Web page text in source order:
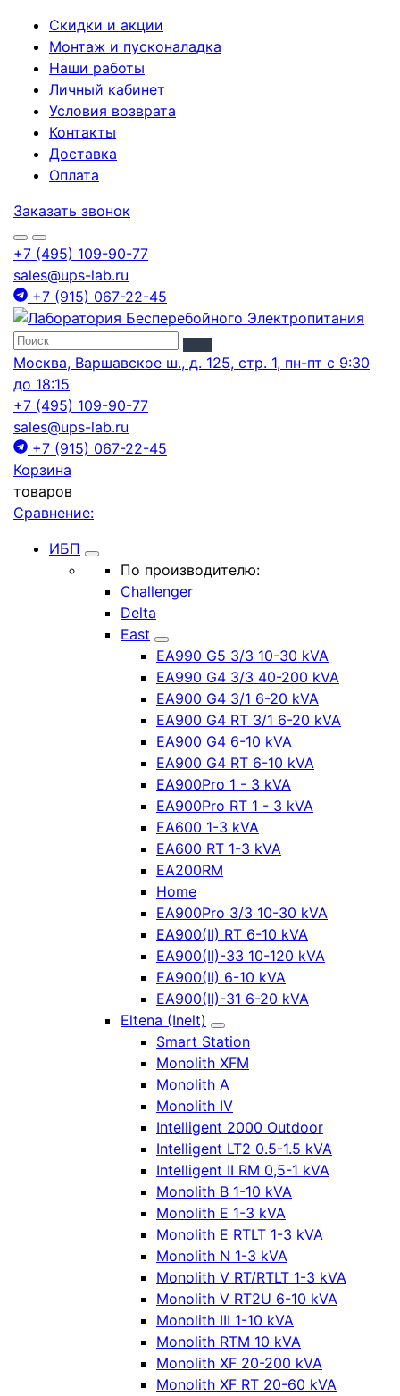
Скидки и акции
Монтаж и пусконаладка
Наши работы
Личный кабинет
Условия возврата
Контакты
Доставка
Оплата
Заказать звонок
+7 (495) 109-90-77
sales@ups-lab.ru
+7 (915) 067-22-45
Москва, Варшавское ш., д. 125, стр. 1, пн-пт с 9:30
до 18:15
+7 (495) 109-90-77
sales@ups-lab.ru
+7 (915) 067-22-45
Корзина
товаров
Сравнение:
ИБП
По производителю:
Challenger
Delta
East
EA990 G5 3/3 10-30 kVA
EA990 G4 3/3 40-200 kVA
EA900 G4 3/1 6-20 kVA
EA900 G4 RT 3/1 6-20 kVA
EA900 G4 6-10 kVA
EA900 G4 RT 6-10 kVA
EA900Pro 1 - 3 kVA
EA900Pro RT 1 - 3 kVA
EA600 1-3 kVA
EA600 RT 1-3 kVA
EA200RM
Home
EA900Pro 3/3 10-30 kVA
EA900(II) RT 6-10 kVA
EA900(II)-33 10-120 kVA
EA900(II) 6-10 kVA
EA900(II)-31 6-20 kVA
Eltena (Inelt)
Smart Station
Monolith XFM
Monolith A
Monolith IV
Intelligent 2000 Outdoor
Intelligent LT2 0.5-1.5 kVA
Intelligent II RM 0,5-1 kVA
Monolith B 1-10 kVA
Monolith E 1-3 kVA
Monolith E RTLT 1-3 kVA
Monolith N 1-3 kVA
Monolith V RT/RTLT 1-3 kVA
Monolith V RT2U 6-10 kVA
Monolith III 1-10 kVA
Monolith RTM 10 kVA
Monolith XF 20-200 kVA
Monolith XF RT 20-60 kVA